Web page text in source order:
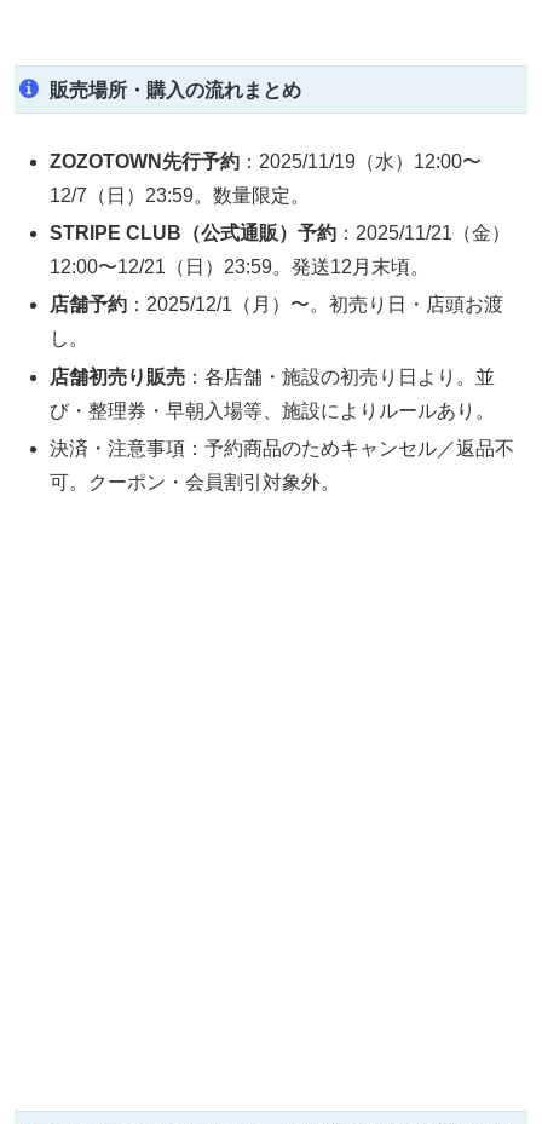
販売場所・購入の流れまとめ
ZOZOTOWN先行予約 ：2025/11/19（水）12:00〜
12/7（日）23:59。数量限定。
STRIPE CLUB（公式通販）予約 ：2025/11/21（金）
12:00〜12/21（日）23:59。発送12月末頃。
店舗予約 ：2025/12/1（月）〜。初売り日・店頭お渡
し。
店舗初売り販売 ：各店舗・施設の初売り日より。並
び・整理券・早朝入場等、施設によりルールあり。
決済・注意事項：予約商品のためキャンセル／返品不
可。クーポン・会員割引対象外。